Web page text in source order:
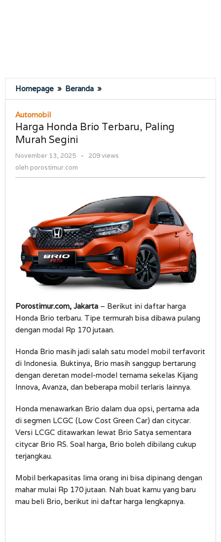
Homepage » Beranda »
Honda
Terbaru,
Paling
Segini
Automobil
Harga Honda Brio Terbaru, Paling
Murah Segini
November 13, 2025
oleh
-
209 views
oleh porostimur.com
Porostimur.com, Jakarta – Berikut ini daftar harga
Honda Brio terbaru. Tipe termurah bisa dibawa pulang
dengan modal Rp 170 jutaan.
Honda Brio masih jadi salah satu model mobil terfavorit
di Indonesia. Buktinya, Brio masih sanggup bertarung
dengan deretan model-model ternama sekelas Kijang
Innova, Avanza, dan beberapa mobil terlaris lainnya.
Honda menawarkan Brio dalam dua opsi, pertama ada
di segmen LCGC (Low Cost Green Car) dan citycar.
Versi LCGC ditawarkan lewat Brio Satya sementara
citycar Brio RS. Soal harga, Brio boleh dibilang cukup
terjangkau.
Mobil berkapasitas lima orang ini bisa dipinang dengan
mahar mulai Rp 170 jutaan. Nah buat kamu yang baru
mau beli Brio, berikut ini daftar harga lengkapnya.